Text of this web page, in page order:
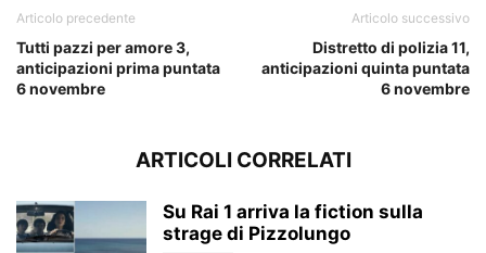
Articolo precedente
Tutti pazzi per amore 3,
anticipazioni prima puntata
6 novembre
Articolo successivo
Distretto di polizia 11,
anticipazioni quinta puntata
6 novembre
ARTICOLI CORRELATI
Su Rai 1 arriva la fiction sulla
strage di Pizzolungo